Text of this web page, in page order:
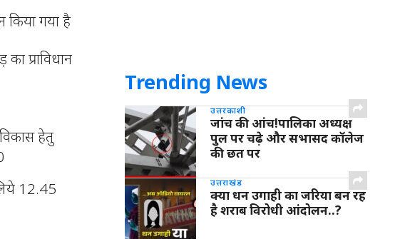
किया गया है
प्राविधान
हेतु
12.45
Trending News
उत्तरकाशी
जांच की आंच!पालिका अध्यक्ष
पुल पर चढ़े और सभासद कॉलेज
की छत पर
उत्तराखंड
क्या धन उगाही का जरिया बन रह
है शराब विरोधी आंदोलन..?